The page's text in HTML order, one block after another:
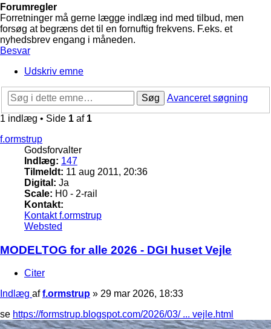
Forumregler
Forretninger må gerne lægge indlæg ind med tilbud, men
forsøg at begræns det til en fornuftig frekvens. F.eks. et
nyhedsbrev engang i måneden.
Besvar
Udskriv emne
Søg
Avanceret søgning
1 indlæg • Side 1 af 1
f.ormstrup
Godsforvalter
Indlæg: 147
Tilmeldt: 11 aug 2011, 20:36
Digital: Ja
Scale: H0 - 2-rail
Kontakt:
Kontakt f.ormstrup
Websted
MODELTOG for alle 2026 - DGI huset Vejle
Citer
Indlæg aff.ormstrup » 29 mar 2026, 18:33
se https://formstrup.blogspot.com/2026/03/ ... vejle.html